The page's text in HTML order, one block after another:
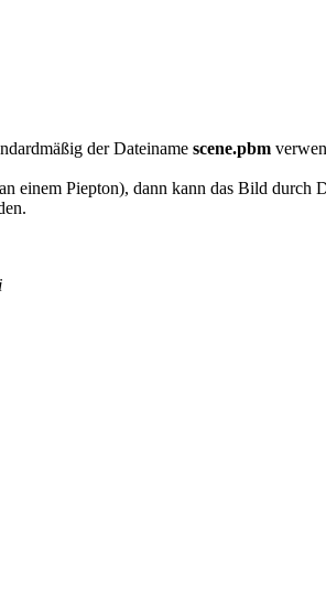
der Dateiname scene.pbm
einem Piepton), dann kann das Bild durch